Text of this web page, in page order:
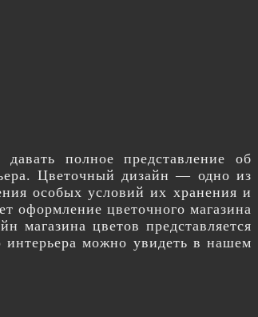
полное представление об
Цветочный дизайн — одно из
особых условий их хранения и
оформление цветочного магазина
магазина цветов представляется
интерьера можно увидеть в нашем